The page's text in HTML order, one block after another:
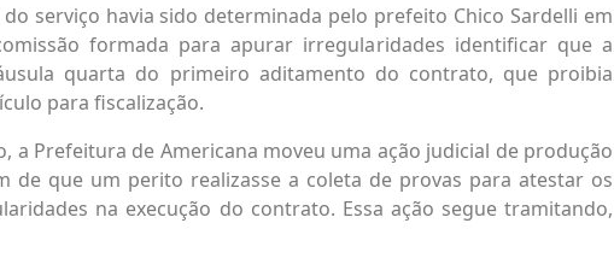
serviço havia sido determinada pelo prefeito Chico Sardelli em
formada para apurar irregularidades identificar que a
quarta do primeiro aditamento do contrato, que proibia
para fiscalização.
a Prefeitura de Americana moveu uma ação judicial de produção
de que um perito realizasse a coleta de provas para atestar os
na execução do contrato. Essa ação segue tramitando,